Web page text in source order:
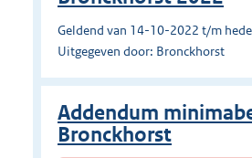
Geldend van 14-10-2022 t/m
Uitgegeven door: Bronckhorst
Addendum
Bronckhorst